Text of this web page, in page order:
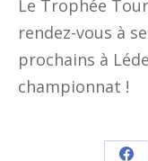
Le Trophée
rendez-vous à
prochains à
championnat !